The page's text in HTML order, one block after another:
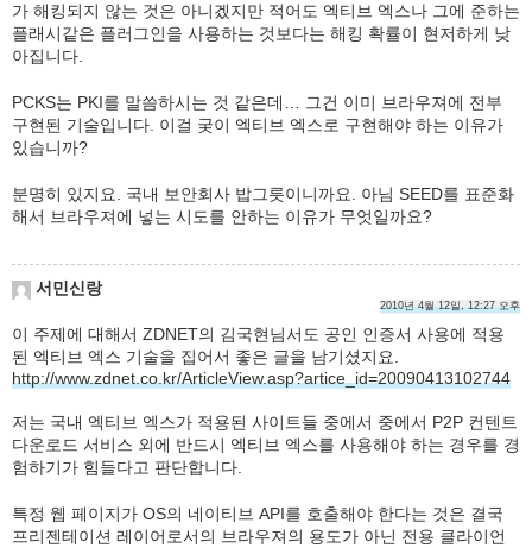
가 해킹되지 않는 것은 아니겠지만 적어도 엑티브 엑스나 그에 준하는
플래시같은 플러그인을 사용하는 것보다는 해킹 확률이 현저하게 낮
아집니다.
PCKS는 PKI를 말씀하시는 것 같은데… 그건 이미 브라우져에 전부
구현된 기술입니다. 이걸 궂이 엑티브 엑스로 구현해야 하는 이유가
있습니까?
분명히 있지요. 국내 보안회사 밥그릇이니까요. 아님 SEED를 표준화
해서 브라우져에 넣는 시도를 안하는 이유가 무엇일까요?
서민신랑
2010년 4월 12일, 12:27 오후
이 주제에 대해서 ZDNET의 김국현님서도 공인 인증서 사용에 적용
된 엑티브 엑스 기술을 집어서 좋은 글을 남기셨지요.
http://www.zdnet.co.kr/ArticleView.asp?artice_id=20090413102744
저는 국내 엑티브 엑스가 적용된 사이트들 중에서 중에서 P2P 컨텐트
다운로드 서비스 외에 반드시 엑티브 엑스를 사용해야 하는 경우를 경
험하기가 힘들다고 판단합니다.
특정 웹 페이지가 OS의 네이티브 API를 호출해야 한다는 것은 결국
프리젠테이션 레이어로서의 브라우져의 용도가 아닌 전용 클라이언